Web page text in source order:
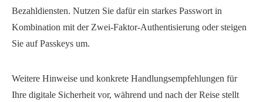
Bezahldiensten. Nutzen Sie dafür ein starkes Passwort in
Kombination mit der Zwei-Faktor-Authentisierung oder steigen
Sie auf Passkeys um.
Weitere Hinweise und konkrete Handlungsempfehlungen für
Ihre digitale Sicherheit vor, während und nach der Reise stellt